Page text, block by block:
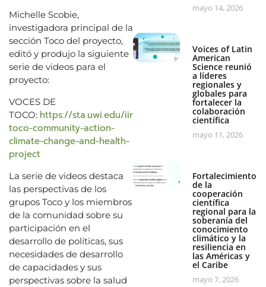
Michelle Scobie,
investigadora principal de la
sección Toco del proyecto,
editó y produjo la siguiente
serie de videos para el
proyecto:
VOCES DE
TOCO: https://sta.uwi.edu/iir/voices-
toco-community-action-
climate-change-and-health-
project
La serie de videos destaca
las perspectivas de los
grupos Toco y los miembros
de la comunidad sobre su
participación en el
desarrollo de políticas, sus
necesidades de desarrollo
de capacidades y sus
perspectivas sobre la salud
mayo 14, 2026
Voices of Latin
American
Science reunió
a líderes
regionales y
globales para
fortalecer la
colaboración
científica
mayo 11, 2026
Fortalecimiento
de la
cooperación
científica
regional para la
soberanía del
conocimiento
climático y la
resiliencia en
las Américas y
el Caribe
mayo 7, 2026